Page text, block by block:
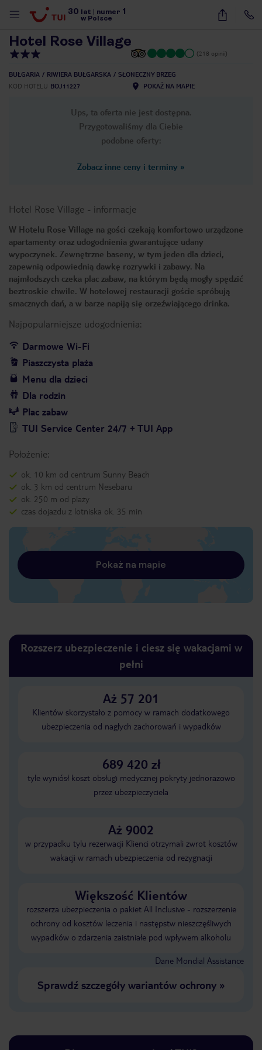
30 lat numer 1
w Polsce
13
Hotel Rose Village
(218 opinii)
BUŁGARIA RIWIERA BUŁGARSKA
SŁONECZNY BRZEG
KOD HOTELU BOJ11227 POKAŻ NA MAPIE
Ups, ta oferta nie jest dostępna.
Przygotowaliśmy dla Ciebie
podobne oferty:
Zobacz inne ceny i terminy »
Hotel Rose Village - informacje
W Hotelu Rose Village na gości czekają komfortowo urządzone
apartamenty oraz udogodnienia gwarantujące udany
wypoczynek. Zewnętrzne baseny, w tym jeden dla dzieci,
zapewnią odpowiednią dawkę rozrywki i zabawy. Na
najmłodszych czeka plac zabaw, na którym będą mogły spędzić
beztroskie chwile. W hotelowej restauracji goście spróbują
smacznych dań, a w barze napiją się orzeźwiającego drinka.
Najpopularniejsze udogodnienia:
Darmowe Wi-Fi
Piaszczysta plaża
Menu dla dzieci
Dla rodzin
Plac zabaw
TUI Service Center 24/7 + TUI App
Położenie:
ok. 10 km od centrum Sunny Beach
ok. 3 km od centrum Nesebaru
ok. 250 m od plaży
czas dojazdu z lotniska ok. 35 min
Pokaż na mapie
Rozszerz ubezpieczenie i ciesz się wakacjami w
pełni
Aż 57 201
Klientów skorzystało z pomocy w ramach dodatkowego
ubezpieczenia od nagłych zachorowań i wypadków
689 420 zł
tyle wyniósł koszt obsługi medycznej pokryty jednorazowo
przez ubezpieczyciela
Aż 9002
w przypadku tylu rezerwacji Klienci otrzymali zwrot kosztów
wakacji w ramach ubezpieczenia od rezygnacji
Większość Klientów
rozszerza ubezpieczenia o pakiet All Inclusive - rozszerzenie
ochrony od kosztów leczenia i następstw nieszczęśliwych
wypadków o zdarzenia zaistniałe pod wpływem alkoholu
Dane Mondial Assistance
Sprawdź szczegóły wariantów ochrony»